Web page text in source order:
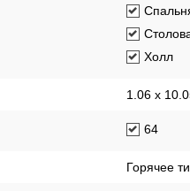
Холл
1.06 x
64
Горячее